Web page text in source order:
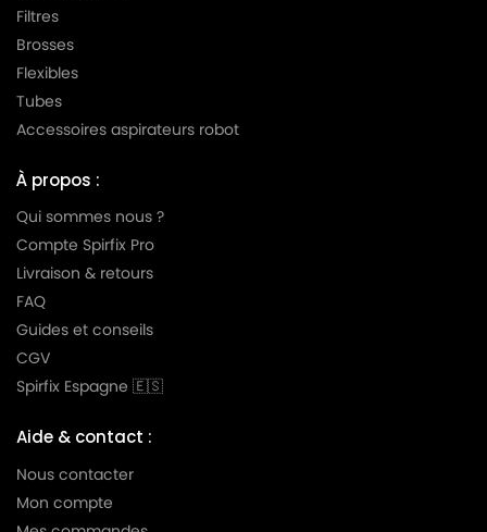
LG-
GOLDSTAR
LG-
GOLDSTAR
LG-
GOLDSTAR
LG-GOLDSTAR TURBO V 3300 TD
LG-
GOLDSTAR
LG-
GOLDSTAR
GOLDSTAR
LG-
Filtres
Brosses
Flexibles
Tubes
Accessoires aspirateurs robot
À propos :
Qui sommes nous ?
Compte Spirfix Pro
Livraison & retours
FAQ
Guides et conseils
CGV
Spirfix Espagne 🇪🇸
Aide & contact :
Nous contacter
Mon compte